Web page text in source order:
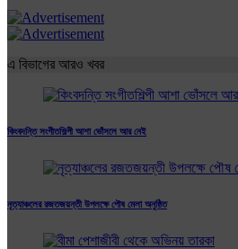
এ বিভাগের আরও খবর
কিংবদন্তি সংগীতশিল্পী আশা ভোঁসলে আর নেই
নৃত্যাঞ্চলের রজতজয়ন্তী উপলক্ষে পৌষ মেলা অনুষ্ঠিত